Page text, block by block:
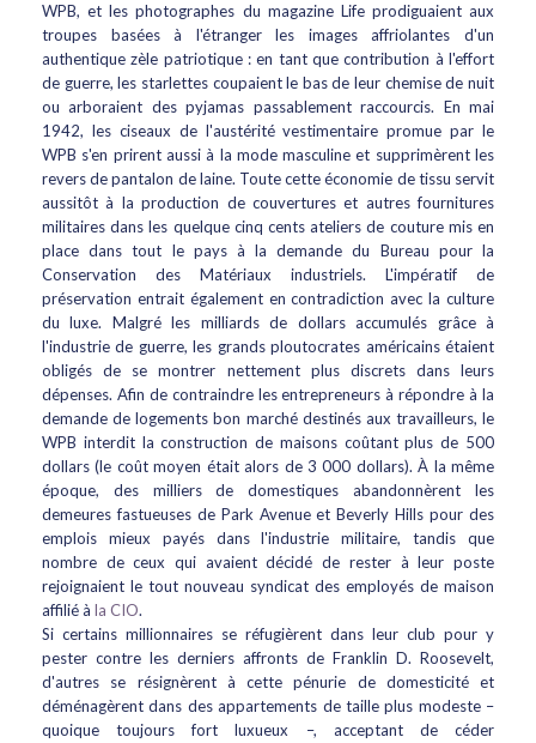
WPB, et les photographes du magazine Life prodiguaient aux
troupes basées à l'étranger les images affriolantes d'un
authentique zèle patriotique : en tant que contribution à l'effort
de guerre, les starlettes coupaient le bas de leur chemise de nuit
ou arboraient des pyjamas passablement raccourcis. En mai
1942, les ciseaux de l'austérité vestimentaire promue par le
WPB s'en prirent aussi à la mode masculine et supprimèrent les
revers de pantalon de laine. Toute cette économie de tissu servit
aussitôt à la production de couvertures et autres fournitures
militaires dans les quelque cinq cents ateliers de couture mis en
place dans tout le pays à la demande du Bureau pour la
Conservation des Matériaux industriels. L'impératif de
préservation entrait également en contradiction avec la culture
du luxe. Malgré les milliards de dollars accumulés grâce à
l'industrie de guerre, les grands ploutocrates américains étaient
obligés de se montrer nettement plus discrets dans leurs
dépenses. Afin de contraindre les entrepreneurs à répondre à la
demande de logements bon marché destinés aux travailleurs, le
WPB interdit la construction de maisons coûtant plus de 500
dollars (le coût moyen était alors de 3 000 dollars). À la même
époque, des milliers de domestiques abandonnèrent les
demeures fastueuses de Park Avenue et Beverly Hills pour des
emplois mieux payés dans l'industrie militaire, tandis que
nombre de ceux qui avaient décidé de rester à leur poste
rejoignaient le tout nouveau syndicat des employés de maison
affilié à la CIO.
Si certains millionnaires se réfugièrent dans leur club pour y
pester contre les derniers affronts de Franklin D. Roosevelt,
d'autres se résignèrent à cette pénurie de domesticité et
déménagèrent dans des appartements de taille plus modeste –
quoique toujours fort luxueux –, acceptant de céder